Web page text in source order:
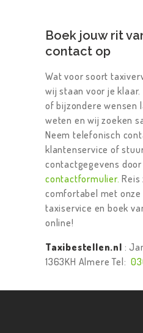
Boek jouw rit
contact op
Wat voor soort
wij staan voor je klaar.
of bijzondere wensen
weten en wij zoeken
Neem telefonisch
klantenservice of
contactgegevens door
contactformulier. Reis
comfortabel met
taxiservice en boek
online!
Taxibestellen.nl :
1363KH Almere Tel: